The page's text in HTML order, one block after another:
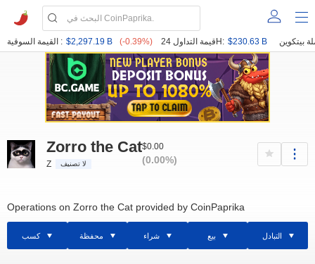
القيمة السوقية : $2,297.19 B (-0.39%) قيمة التداول 24H: $230.63 B
Zorro the Cat
Z لا تصنيف
$0.00
(0.00%)
Operations on Zorro the Cat provided by CoinPaprika
كسب محفظة شراء بيع التبادل